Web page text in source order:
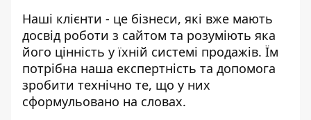
Наші клієнти - це бізнеси, які вже мають
досвід роботи з сайтом та розуміють яка
його цінність у їхній системі продажів. Їм
потрібна наша експертність та допомога
зробити технічно те, що у них
сформульовано на словах.